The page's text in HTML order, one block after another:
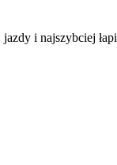
i najszybciej